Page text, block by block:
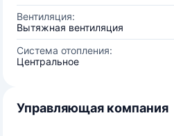
Вентиляция:
Вытяжная вентиляция
Система отопления:
Центральное
Управляющая компания